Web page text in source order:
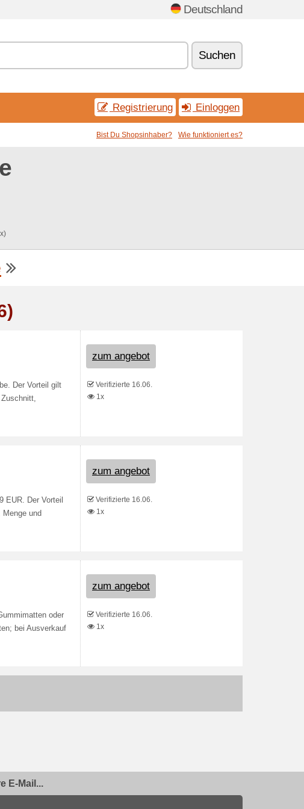
Deutschland
Suchen
Registrierung Einloggen
Bist Du Shopsinhaber? Wie funktioniert es?
Der Vorteil gilt
zum angebot
Verifizierte 16.06.
1x
EUR. Der Vorteil
und
zum angebot
Verifizierte 16.06.
1x
oder
bei Ausverkauf
zum angebot
Verifizierte 16.06.
1x
E-Mail...